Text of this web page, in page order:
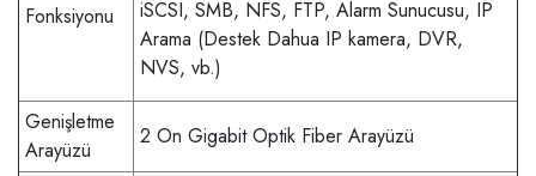
Fonksiyonu
iSCSI, SMB, NFS, FTP, Alarm Sunucusu, IP
Arama (Destek Dahua IP kamera, DVR,
NVS, vb.)
Genişletme
Arayüzü
2 On Gigabit Optik Fiber Arayüzü